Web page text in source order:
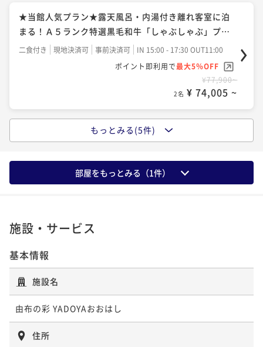
ポイント即利用で 最大5％OFF
¥82,300~
2名 ¥ 78,185 ~
☆ケーキ付・記念日プラン☆Anniversary stay～特選
二食付き 現地決済可 事前決済可
IN 15:00 - 17:30 OUT11:00
ポイント即利用で
¥ 78,280 ~
黒毛和牛「すき焼き」メイン～
¥82,400~
★当館人気プラン★露天風呂・内湯付き離れ客室に泊
まる！Ａ５ランク特選黒毛和牛「しゃぶしゃぶ」プラ
ン♪
二食付き 現地決済可 事前決済可
IN 15:00 - 17:30 OUT11:00
ポイント即利用で最大5％OFF
¥77,900~
2名 ¥ 74,005 ~
★当館人気プラン★露天風呂・内湯付離れ客室に泊ま
ン♪
現地決済可 事前決済可
IN 15:00 - 17:30 OUT11:00
ポイント即利用で最大5％OFF
■オンラインカード決済限定プラン■特選黒毛和牛
「すき焼き」プラン！
二食付き 事前決済可
ポイント即利用で
もっとみる(5件)
部屋をもっとみる（1件）
施設・サービス
基本情報
施設名
由布の彩 YADOYAおおはし
住所